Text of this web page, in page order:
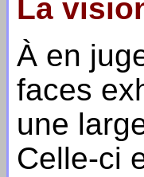
La
À en
faces
une
Celle-ci